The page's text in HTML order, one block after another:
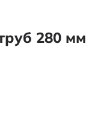
280 мм